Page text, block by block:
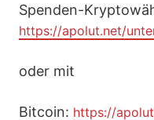
Spenden-
https://apolut.net/
oder mit
Bitcoin: https://